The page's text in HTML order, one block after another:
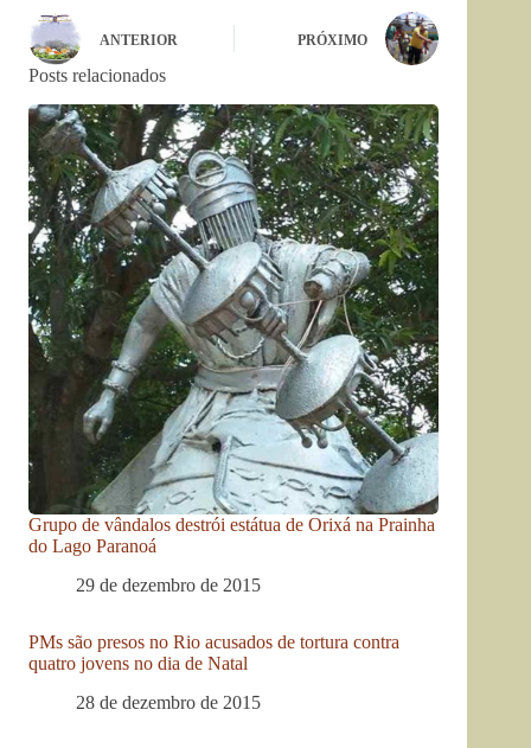
ANTERIOR PRÓXIMO
Posts relacionados
Grupo de vândalos destrói estátua de Orixá na Prainha
do Lago Paranoá
29 de dezembro de 2015
PMs são presos no Rio acusados de tortura contra
quatro jovens no dia de Natal
28 de dezembro de 2015